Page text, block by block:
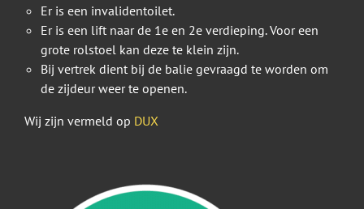
Er is een invalidentoilet.
Er is een lift naar de 1e en 2e verdieping. Voor een
grote rolstoel kan deze te klein zijn.
Bij vertrek dient bij de balie gevraagd te worden om
de zijdeur weer te openen.
Wij zijn vermeld op DUX